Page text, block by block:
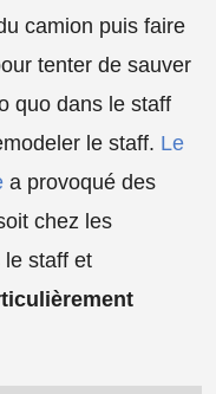
camion puis faire
tenter de sauver
quo dans le staff
le staff. Le
a provoqué des
chez les
le staff et